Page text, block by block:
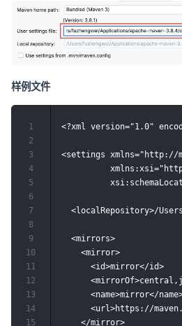
样例文件
<?xml version="1.0"
<settings xmlns="http://
<localRepository>/
  <mirrors>
    <mirror>
      <id>mirror</id>
<name>mirror</
<url>https://
    </mirror>
1
2
3
4
5
6
7
8
9
10
11
12
13
14
15